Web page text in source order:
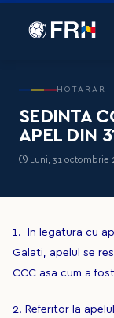
HOTARARI
SEDINTA
APEL DIN
Luni, 31 octombrie
1. In legatura cu
Galati, apelul se
CCC asa cum a
2. Referitor la